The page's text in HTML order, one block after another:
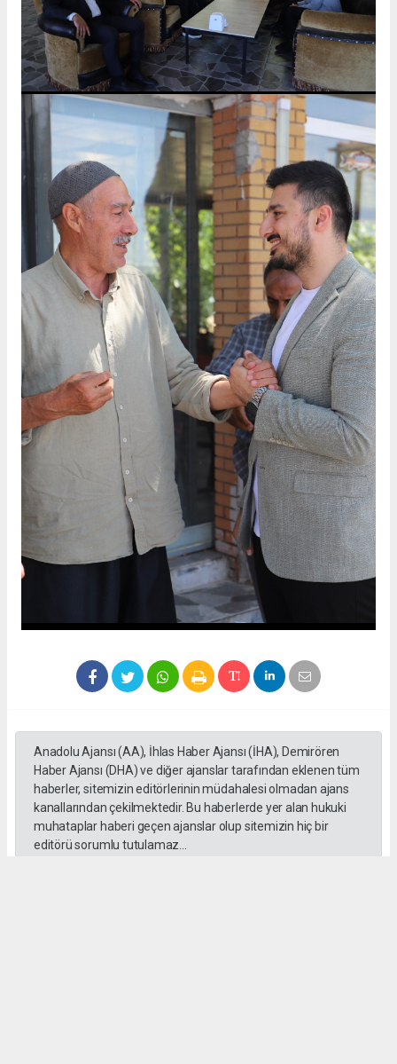
Anadolu Ajansı (AA), İhlas Haber Ajansı (İHA), Demirören
Haber Ajansı (DHA) ve diğer ajanslar tarafından eklenen tüm
haberler, sitemizin editörlerinin müdahalesi olmadan ajans
kanallarından çekilmektedir. Bu haberlerde yer alan hukuki
muhataplar haberi geçen ajanslar olup sitemizin hiç bir
editörü sorumlu tutulamaz...